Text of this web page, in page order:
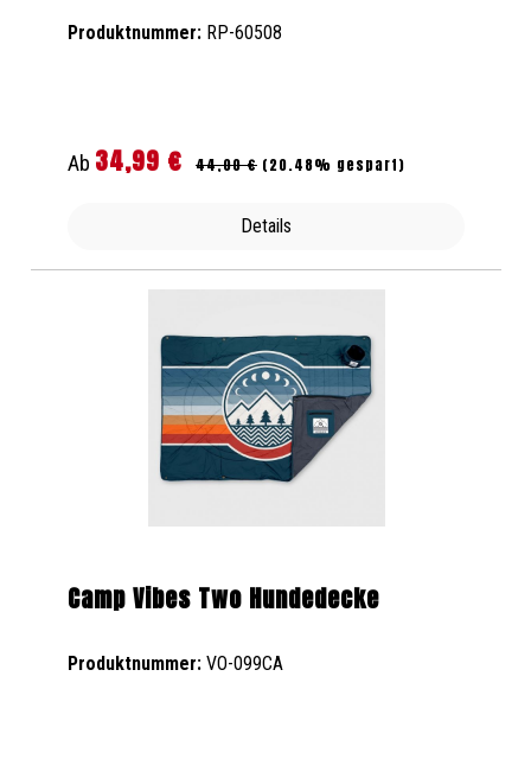
Produktnummer: RP-60508
Verkaufspreis:
Ab 34,99 € Regulärer Preis:
44,00 € (20.48% gespart)
Details
Camp Vibes Two Hundedecke
Produktnummer: VO-099CA